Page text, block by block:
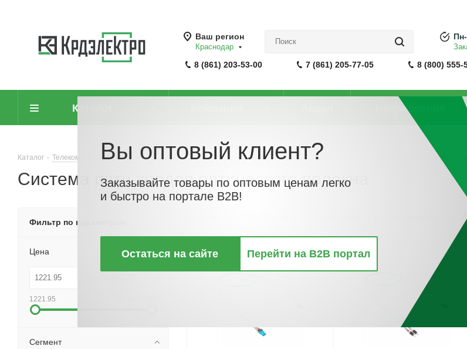
Ваш регион
Краснодар
8 (861) 203-53-00 7 (861) 205-77-05 8 (800) 555-
Каталог Направления
Каталог - Телекоммуникационные, антенные и спутниковые системы - Системы передачи данных и телекоммуникационные
Система патч-кордов оптического волокна
Фильтр по параметрам
Цена
1221.95
Сегмент
Вы оптовый клиент?
Заказывайте товары по оптовым ценам легко
и быстро на портале B2B!
Остаться на сайте Перейти на B2B портал